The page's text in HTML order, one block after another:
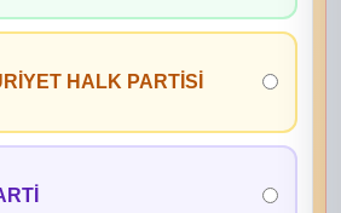
HALK PARTİSİ